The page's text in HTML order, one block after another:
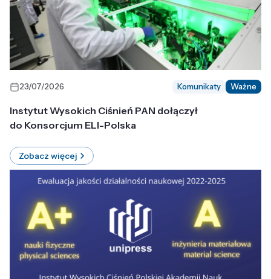
23/07/2026 Komunikaty Ważne
Instytut Wysokich Ciśnień PAN dołączył
do Konsorcjum ELI-Polska
Zobacz więcej